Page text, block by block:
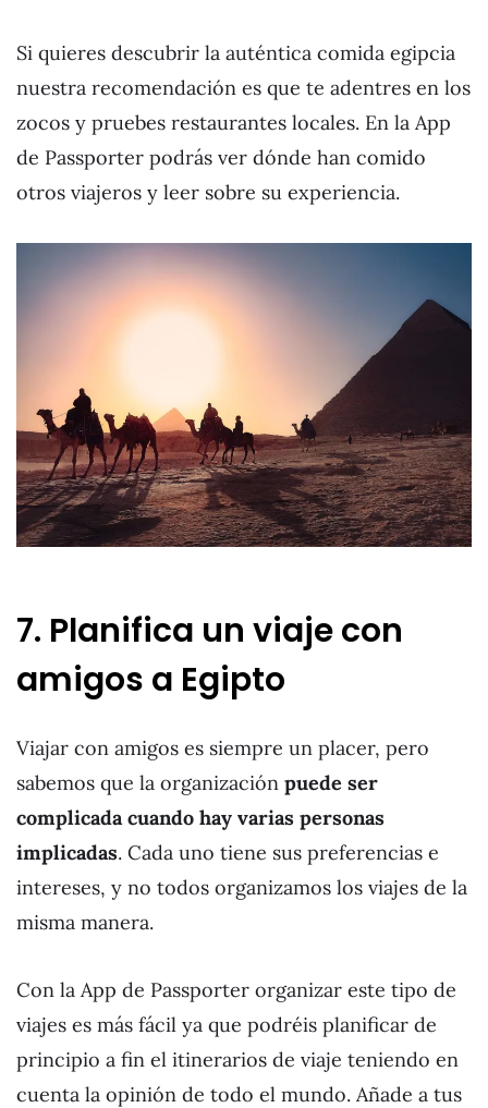
Si quieres descubrir la auténtica comida egipcia
nuestra recomendación es que te adentres en los
zocos y pruebes restaurantes locales. En la App
de Passporter podrás ver dónde han comido
otros viajeros y leer sobre su experiencia.
7. Planifica un viaje con
amigos a Egipto
Viajar con amigos es siempre un placer, pero
sabemos que la organización puede ser
complicada cuando hay varias personas
implicadas. Cada uno tiene sus preferencias e
intereses, y no todos organizamos los viajes de la
misma manera.
Con la App de Passporter organizar este tipo de
viajes es más fácil ya que podréis planificar de
principio a fin el itinerarios de viaje teniendo en
cuenta la opinión de todo el mundo. Añade a tus